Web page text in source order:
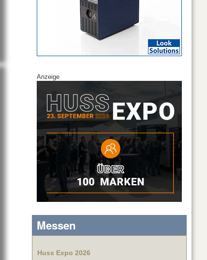
Anzeige
Messen
Huss Expo 2026